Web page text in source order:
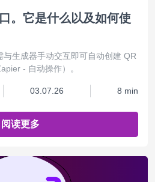
。它是什么以及如何使
生成器手动交互即可自动创建 QR
- 自动操作）。
03.07.26 8 min
阅读更多